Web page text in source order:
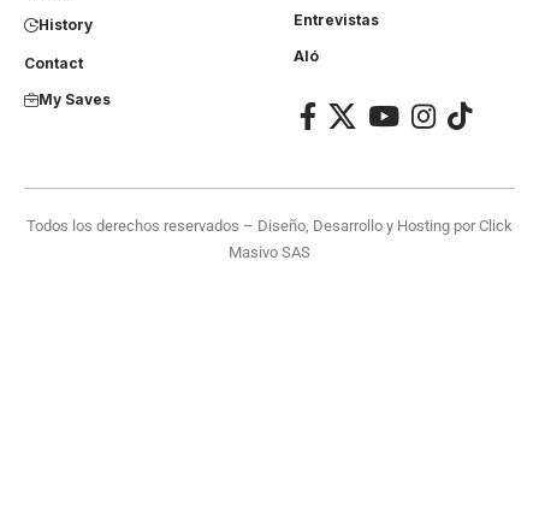
History
Contact
My Saves
Entrevistas
Aló
Todos los derechos reservados – Diseño, Desarrollo y Hosting porClick
Masivo SAS